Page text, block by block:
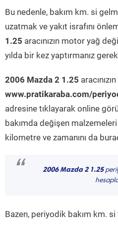
Bu nedenle, bakım km. si
uzatmak ve yakıt israfını
1.25 aracınızın motor yağ
yılda bir kez yaptırmanız
2006 Mazda 2 1.25
www.pratikaraba.com/
adresine tıklayarak online
bakımda değişen
kilometre ve zamanını da
“ 2006 Mazda 2 1.25
Bazen, periyodik bakım km.